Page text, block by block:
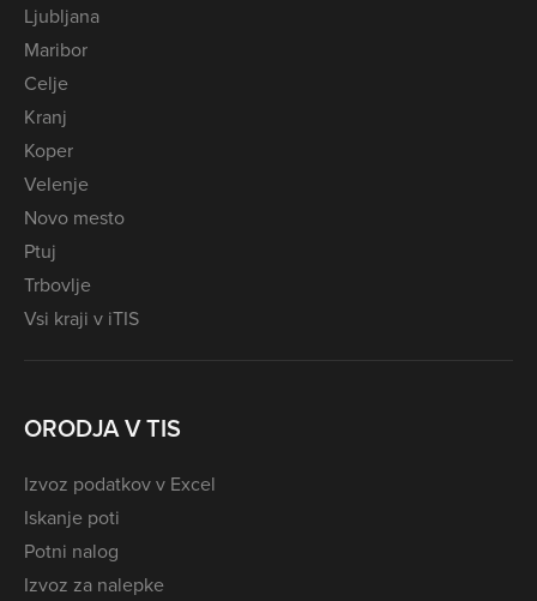
Ljubljana
Maribor
Celje
Kranj
Koper
Velenje
Novo mesto
Ptuj
Trbovlje
Vsi kraji v iTIS
ORODJA V TIS
Izvoz podatkov v Excel
Iskanje poti
Potni nalog
Izvoz za nalepke